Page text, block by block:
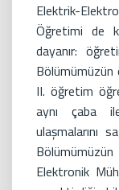
Elektrik-
Öğretimi de
dayanır:
II. öğretim
aynı çaba
ulaşmalarını
Elektronik